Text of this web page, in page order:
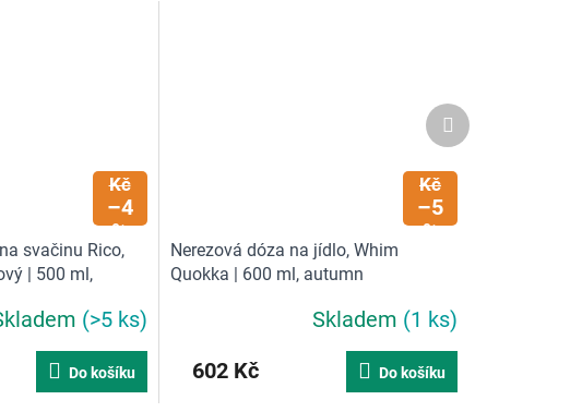
Kč
–4
%
svačinu Rico,
| 500 ml,
(>5 ks)
Do košíku
Kč
–5
%
Nerezová dóza na jídlo, Whim
Quokka | 600 ml, autumn
Skladem (1 ks)
602 Kč
Do košíku
Další
produkt